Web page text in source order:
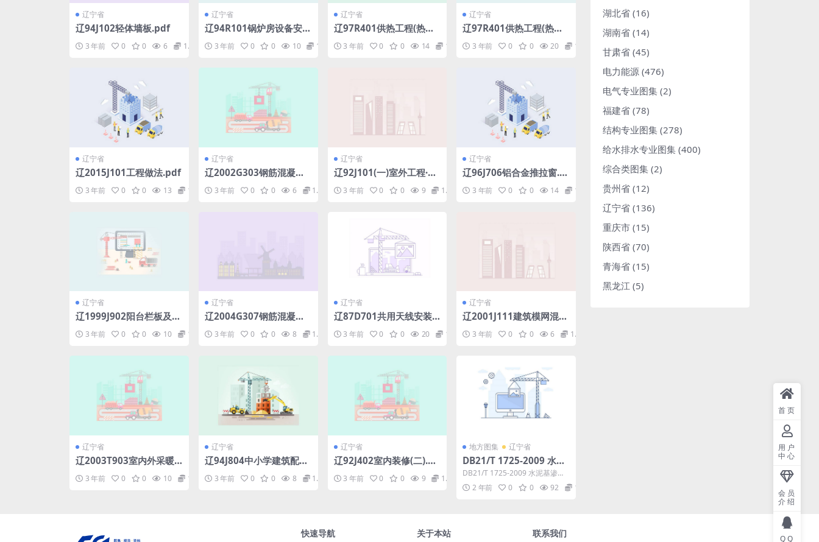
辽宁省
辽94J102轻体墙板.pdf
3 年前 0 0 6 1.98
辽宁省
辽94R101锅炉房设备安装
3 年前 0 0 10 1.98
辽宁省
辽97R401供热工程(热水)
直埋管道安装图集(2).pdf
3 年前 0 0 14 1.98
辽宁省
辽97R401供热工程(热水)
直埋管道安装图集.pdf
3 年前 0 0 20 1.98
辽宁省
辽2015J101工程做法.pdf
3 年前 0 0 13 1.98
辽宁省
辽2002G303钢筋混凝土
3 年前 0 0 6 1.98
辽宁省
辽92J101(一)室外工程·墙
3 年前 0 0 9 1.98
辽宁省
辽96J706铝合金推拉窗.p
3 年前 0 0 14 1.98
辽宁省
辽1999J902阳台栏板及顶
3 年前 0 0 10 1.98
辽宁省
辽2004G307钢筋混凝土
3 年前 0 0 8 1.98
辽宁省
辽87D701共用天线安装
3 年前 0 0 20 1.98
辽宁省
辽2001J111建筑模网混凝
土结构构造.pdf
3 年前 0 0 6 1.98
辽宁省
辽2003T903室内外采暖
3 年前 0 0 10 1.98
辽宁省
辽94J804中小学建筑配件.
3 年前 0 0 8 1.98
辽宁省
辽92J402室内装修(二).pd
3 年前 0 0 9 1.98
地方图集 辽宁省
DB21/T 1725-2009 水泥
基渗透结晶型防水材料施
工技术规程.pdf
DB21/T 1725-2009 水泥基渗透
结晶型防水材料施工技术规程 1.
0....2 年前 0 0 92 1.98
湖北省 (16)
湖南省 (14)
甘肃省 (45)
电力能源 (476)
电气专业图集 (2)
福建省 (78)
结构专业图集 (278)
给水排水专业图集 (400)
综合类图集 (2)
贵州省 (12)
辽宁省 (136)
重庆市 (15)
陕西省 (70)
青海省 (15)
黑龙江 (5)
快速导航 关于本站 联系我们
首页
用户
中心
会员
介绍
QQ